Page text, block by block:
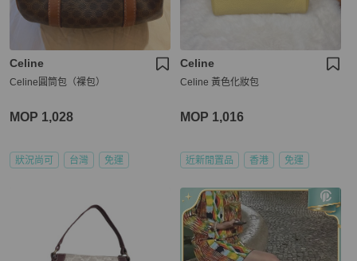
Celine
Celine圓筒包（裸包）
MOP 1,028
狀況尚可 台灣 免運
Celine
Celine 黃色化妝包
MOP 1,016
近新閒置品 香港 免運